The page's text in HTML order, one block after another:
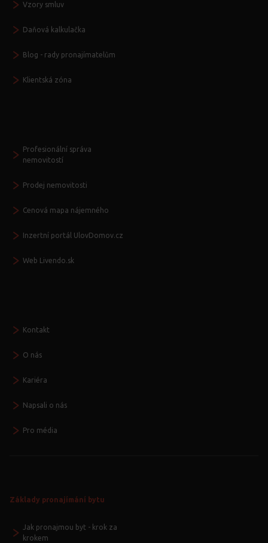
Vzory smluv
Daňová kalkulačka
Blog - rady pronajímatelům
Klientská zóna
Profesionální správa
nemovitostí
Prodej nemovitosti
Cenová mapa nájemného
Inzertní portál UlovDomov.cz
Web Livendo.sk
Kontakt
O nás
Kariéra
Napsali o nás
Pro média
Základy pronajímání bytu
Jak pronajmou byt - krok za
krokem